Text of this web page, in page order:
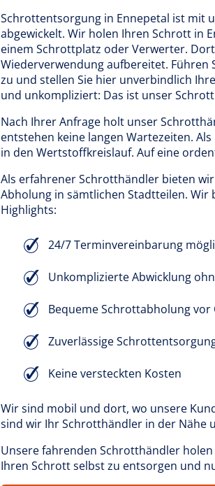
Schrottentsorgung in Ennepetal ist mit
abgewickelt. Wir holen Ihren Schrott in
einem Schrottplatz oder Verwerter.
Wiederverwendung aufbereitet. Führen
zu und stellen Sie hier unverbindlich
und unkompliziert: Das ist unser
Nach Ihrer Anfrage holt unser
entstehen keine langen Wartezeiten.
in den Wertstoffkreislauf. Auf eine
Als erfahrener Schrotthändler bieten
Abholung in sämtlichen Stadtteilen. Wir
Highlights:
24/7 Terminvereinbarung
Unkomplizierte Abwicklung
Bequeme Schrottabholung
Zuverlässige
Keine versteckten Kosten
Wir sind mobil und dort, wo unsere
sind wir Ihr Schrotthändler in der Nähe
Unsere fahrenden Schrotthändler
Ihren Schrott selbst zu entsorgen und